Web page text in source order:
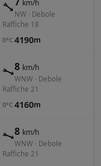
km/h
NW · Debole
Raffiche 18
0°C 4190m
8 km/h
WNW · Debole
Raffiche 21
0°C 4160m
8 km/h
WNW · Debole
Raffiche 21